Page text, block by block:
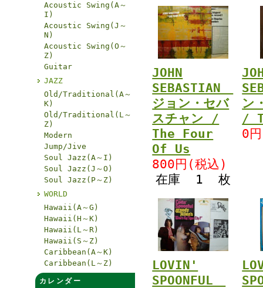
Acoustic Swing(A～
I)
Acoustic Swing(J～
N)
Acoustic Swing(O～
Z)
Guitar
JAZZ
Old/Traditional(A～
K)
Old/Traditional(L～
Z)
Modern
Jump/Jive
Soul Jazz(A～I)
Soul Jazz(J～O)
Soul Jazz(P～Z)
WORLD
Hawaii(A～G)
Hawaii(H～K)
Hawaii(L～R)
Hawaii(S～Z)
Caribbean(A～K)
Caribbean(L～Z)
カレンダー
JOHN
SEBASTIAN
ジョン・セバ
スチャン /
The Four
Of Us
800円(税込)
在庫 1 枚
ン
/
0
LOVIN'
SPOONFUL